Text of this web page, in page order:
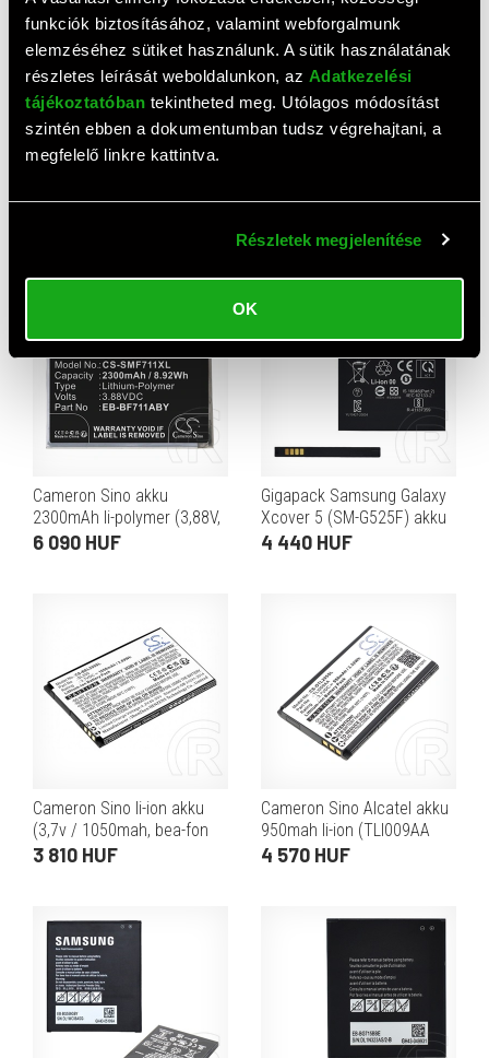
funkciók biztosításához, valamint webforgalmunk
elemzéséhez sütiket használunk. A sütik használatának
részletes leírását weboldalunkon, az Adatkezelési
tájékoztatóban tekintheted meg. Utólagos módosítást
szintén ebben a dokumentumban tudsz végrehajtani, a
megfelelő linkre kattintva.
Részletek megjelenítése
OK
Xcover 7 (SM-G556) akku
2200mah li-polimer
kompatibilis, fekete)
8 230 HUF
Cameron Sino akku
2300mAh li-polymer (3,88V,
Samsung EB-BF711ABY
6 090 HUF
Gigapack Samsung Galaxy
Xcover 5 (SM-G525F) akku
3000mah li-ion (eb-
4 440 HUF
Cameron Sino li-ion akku
(3,7v / 1050mah, bea-fon
sl250 kompatibilis) fekete
3 810 HUF
Cameron Sino Alcatel akku
950mah li-ion (TLI009AA
kompatibilis, 3,7V, fekete)
4 570 HUF